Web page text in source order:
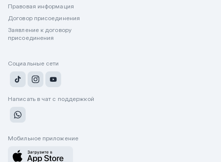
Правовая информация
Договор присоединения
Заявление к договору
присоединения
Социальные сети
Написать в чат с поддержкой
Мобильное приложение